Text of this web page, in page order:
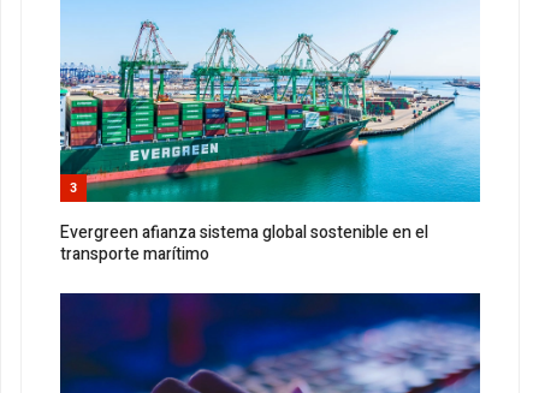
3
Evergreen afianza sistema global sostenible en el
transporte marítimo